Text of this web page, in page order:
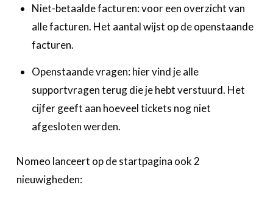
Niet-betaalde facturen: voor een overzicht van
alle facturen. Het aantal wijst op de openstaande
facturen.
Openstaande vragen: hier vind je alle
supportvragen terug die je hebt verstuurd. Het
cijfer geeft aan hoeveel tickets nog niet
afgesloten werden.
Nomeo lanceert op de startpagina ook 2
nieuwigheden: